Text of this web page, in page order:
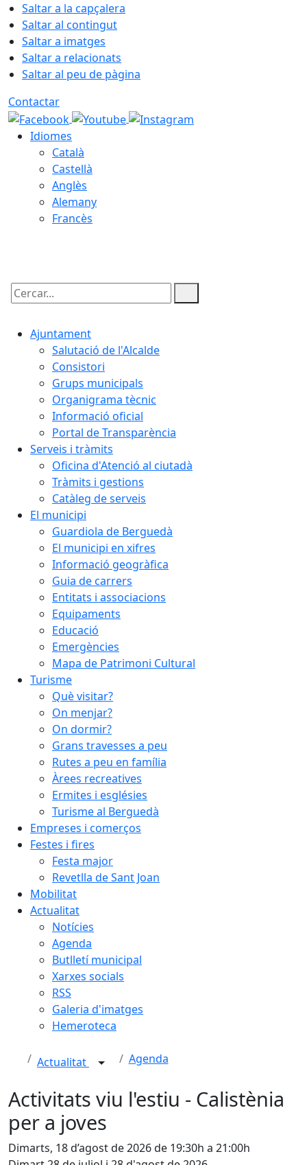
Saltar a la capçalera
Saltar al contingut
Saltar a imatges
Saltar a relacionats
Saltar al peu de pàgina
Contactar
Idiomes
Català
Castellà
Anglès
Alemany
Francès
Cercar:
Ajuntament
Salutació de l'Alcalde
Consistori
Grups municipals
Organigrama tècnic
Informació oficial
Portal de Transparència
Serveis i tràmits
Oficina d'Atenció al ciutadà
Tràmits i gestions
Catàleg de serveis
El municipi
Guardiola de Berguedà
El municipi en xifres
Informació geogràfica
Guia de carrers
Entitats i associacions
Equipaments
Educació
Emergències
Mapa de Patrimoni Cultural
Turisme
Què visitar?
On menjar?
On dormir?
Grans travesses a peu
Rutes a peu en família
Àrees recreatives
Ermites i esglésies
Turisme al Berguedà
Empreses i comerços
Festes i fires
Festa major
Revetlla de Sant Joan
Mobilitat
Actualitat
Notícies
Agenda
Butlletí municipal
Xarxes socials
RSS
Galeria d'imatges
Hemeroteca
Actualitat Agenda
Activitats viu l'estiu - Calistènia
per a joves
Dimarts, 18 d’agost de 2026 de 19:30h a 21:00h